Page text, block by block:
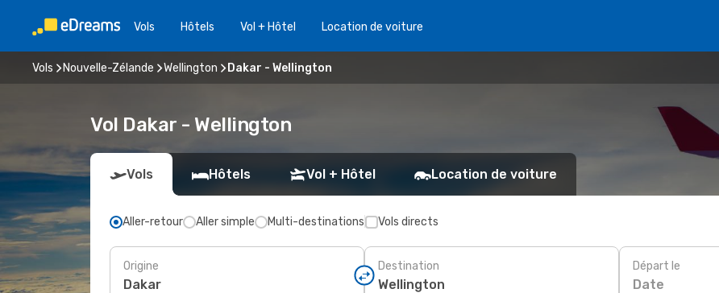
Vols Hôtels Vol + Hôtel Location de voiture
Vols Nouvelle-Zélande Wellington Dakar - Wellington
Vol Dakar - Wellington
Vols Hôtels Vol + Hôtel Location de voiture
Aller-retour Aller simple Multi-destinations Vols directs
Origine Destination Départ le
Date